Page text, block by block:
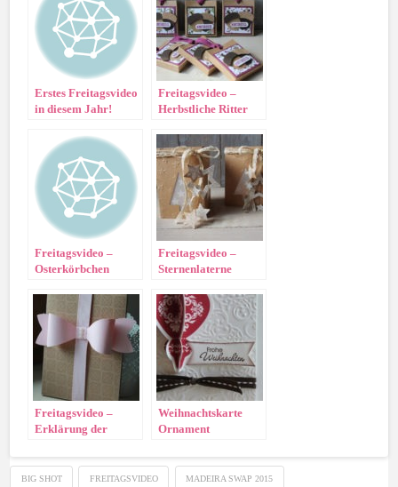
Erstes Freitagsvideo
in diesem Jahr!
Freitagsvideo –
Herbstliche Ritter
Freitagsvideo –
Osterkörbchen
Freitagsvideo –
Sternenlaterne
Freitagsvideo –
Erklärung der
Punchboard-
Verpackung!
Weihnachtskarte
Ornament
BIG SHOT FREITAGSVIDEO MADEIRA SWAP 2015